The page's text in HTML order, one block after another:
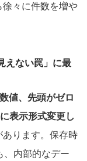
徐々に件数を増や
えない罠」に最
値、先頭がゼロ
表示形式変更し
あります。保存時
、内部的なデー